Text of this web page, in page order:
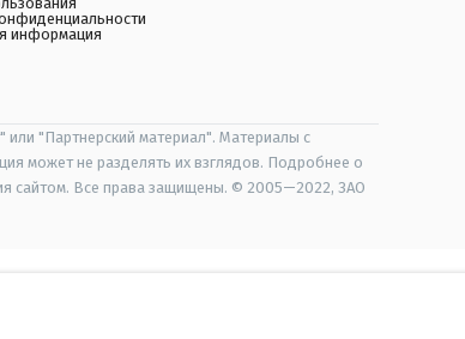
информация
"Партнерский материал". Материалы с
может не разделять их взглядов. Подробнее о
сайтом. Все права защищены. © 2005—2022, ЗАО